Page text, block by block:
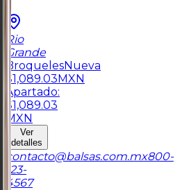
Rio
Grande
BroquelesNueva
$1,089.03MXN
Apartado:
$1,089.03
MXN
Ver
detalles
contacto@balsas.com.mx800-
123-
4567